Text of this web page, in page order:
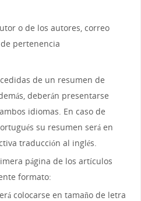
o de los autores, correo
pertenencia
de un resumen de
deberán presentarse
idiomas. En caso de
su resumen será en
traducción al inglés.
página de los artículos
formato:
colocarse en tamaño de letra